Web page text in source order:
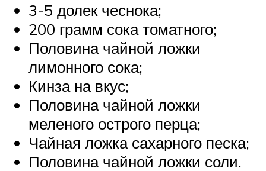
3-5 долек чеснока;
200 грамм сока томатного;
Половина чайной ложки
лимонного сока;
Кинза на вкус;
Половина чайной ложки
меленого острого перца;
Чайная ложка сахарного песка;
Половина чайной ложки соли.